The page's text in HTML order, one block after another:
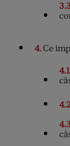
4Ce
4.1